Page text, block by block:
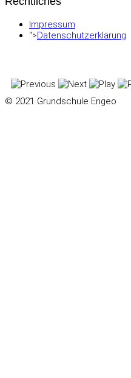
Impressum
">Datenschutzerklärung
© 2021 Grundschule Engeo